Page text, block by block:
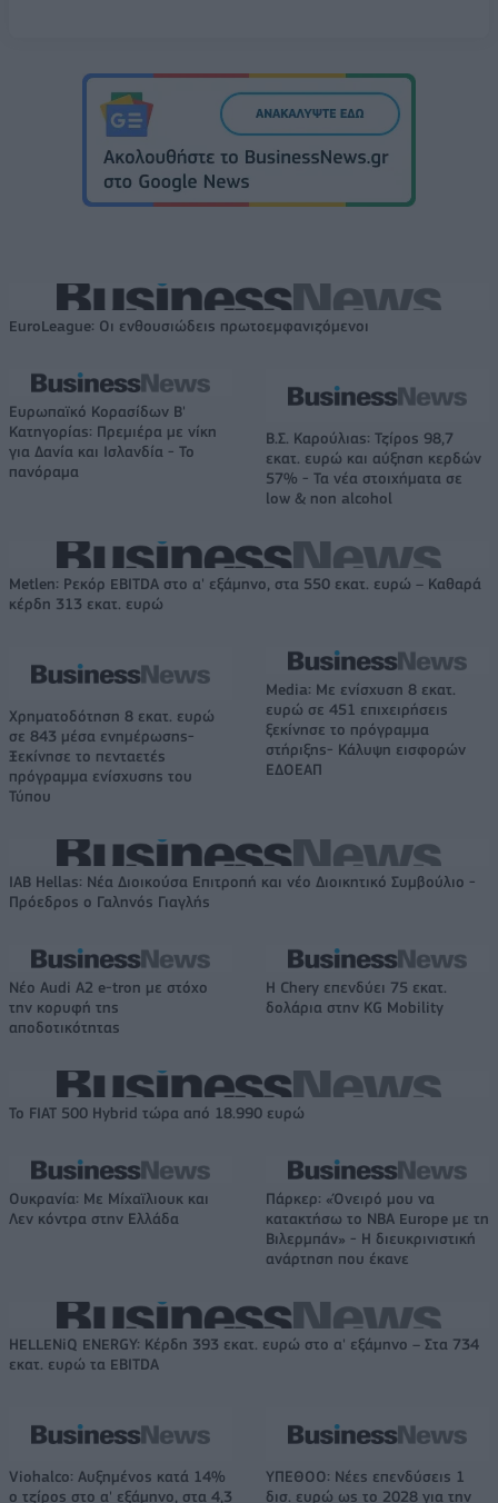
EuroLeague: Οι ενθουσιώδεις πρωτοεμφανιζόμενοι
Ευρωπαϊκό Κορασίδων Β'
Κατηγορίας: Πρεμιέρα με νίκη
για Δανία και Ισλανδία - Το
πανόραμα
Β.Σ. Καρούλιας: Τζίρος 98,7
εκατ. ευρώ και αύξηση κερδών
57% - Τα νέα στοιχήματα σε
low & non alcohol
Metlen: Ρεκόρ EBITDA στο α' εξάμηνο, στα 550 εκατ. ευρώ – Καθαρά
κέρδη 313 εκατ. ευρώ
Χρηματοδότηση 8 εκατ. ευρώ
σε 843 μέσα ενημέρωσης-
Ξεκίνησε το πενταετές
πρόγραμμα ενίσχυσης του
Τύπου
Media: Με ενίσχυση 8 εκατ.
ευρώ σε 451 επιχειρήσεις
ξεκίνησε το πρόγραμμα
στήριξης- Κάλυψη εισφορών
ΕΔΟΕΑΠ
IAB Hellas: Νέα Διοικούσα Επιτροπή και νέο Διοικητικό Συμβούλιο -
Πρόεδρος ο Γαληνός Γιαγλής
Νέο Audi A2 e-tron με στόχο
την κορυφή της
αποδοτικότητας
Η Chery επενδύει 75 εκατ.
δολάρια στην KG Mobility
Το FIAT 500 Hybrid τώρα από 18.990 ευρώ
Ουκρανία: Με Μίχαϊλιουκ και
Λεν κόντρα στην Ελλάδα
Πάρκερ: «Όνειρό μου να
κατακτήσω το ΝΒΑ Europe με τη
Βιλερμπάν» - Η διευκρινιστική
ανάρτηση που έκανε
HELLENiQ ENERGY: Κέρδη 393 εκατ. ευρώ στο α' εξάμηνο – Στα 734
εκατ. ευρώ τα EBITDA
Viohalco: Αυξημένος κατά 14%
ο τζίρος στο α' εξάμηνο, στα 4,3
ΥΠΕΘΟΟ: Νέες επενδύσεις 1
δισ. ευρώ ως το 2028 για την